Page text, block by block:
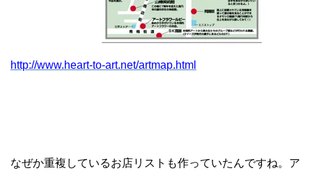
http://www.heart-to-art.net/artmap.html
なぜか重複しているお店リストも作っていたんですね。ア